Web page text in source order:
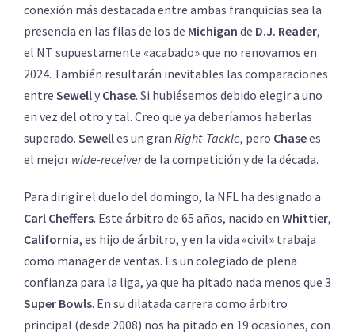
conexión más destacada entre ambas franquicias sea la
presencia en las filas de los de Michigan de D.J. Reader,
el NT supuestamente «acabado» que no renovamos en
2024. También resultarán inevitables las comparaciones
entre Sewelly Chase. Si hubiésemos debido elegir a uno
en vez del otro y tal. Creo que ya deberíamos haberlas
superado. Sewelles un gran Right-Tackle, pero Chasees
el mejor wide-receiverde la competición y de la década.
Para dirigir el duelo del domingo, la NFL ha designado a
Carl Cheffers. Este árbitro de 65 años, nacido en Whittier,
California, es hijo de árbitro, y en la vida «civil» trabaja
como manager de ventas. Es un colegiado de plena
confianza para la liga, ya que ha pitado nada menos que 3
Super Bowls. En su dilatada carrera como árbitro
principal (desde 2008) nos ha pitado en 19 ocasiones, con